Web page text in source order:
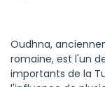
Oudhna,
romaine, est l'un
importants de la